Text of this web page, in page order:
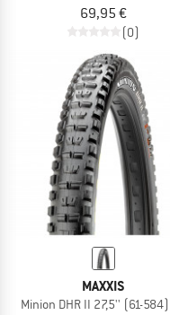
69,95 €
(0)
MAXXIS
Minion DHR II 27,5'' (61-584)